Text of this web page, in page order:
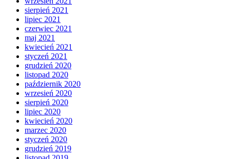
sierpień 2021
lipiec 2021
czerwiec 2021
maj 2021
kwiecień 2021
styczeń 2021
grudzień 2020
listopad 2020
październik 2020
wrzesień 2020
sierpień 2020
lipiec 2020
kwiecień 2020
marzec 2020
styczeń 2020
grudzień 2019